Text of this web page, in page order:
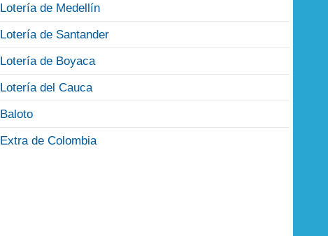
Lotería de Medellín
Lotería de Santander
Lotería de Boyaca
Lotería del Cauca
Baloto
Extra de Colombia